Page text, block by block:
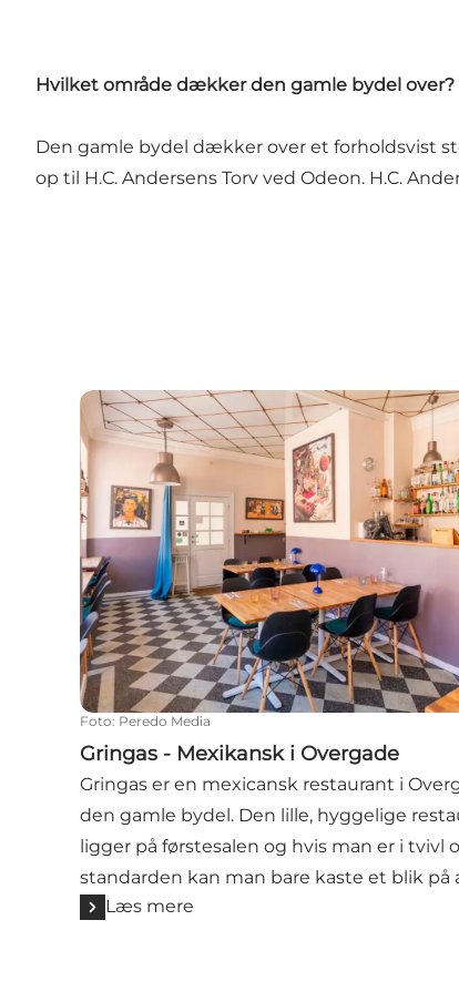
Hvilket område dækker den gamle bydel over?
Den gamle bydel dækker over et forholdsvist
op til H.C. Andersens Torv ved Odeon. H.C.
Gringas - Mexikansk i Overgade
Foto: Peredo Media
Gringas - Mexikansk i Overgade
Gringas er en mexicansk restaurant i
den gamle bydel. Den lille, hyggelige
ligger på førstesalen og hvis man er i tvivl
standarden kan man bare kaste et blik på
Læs mere